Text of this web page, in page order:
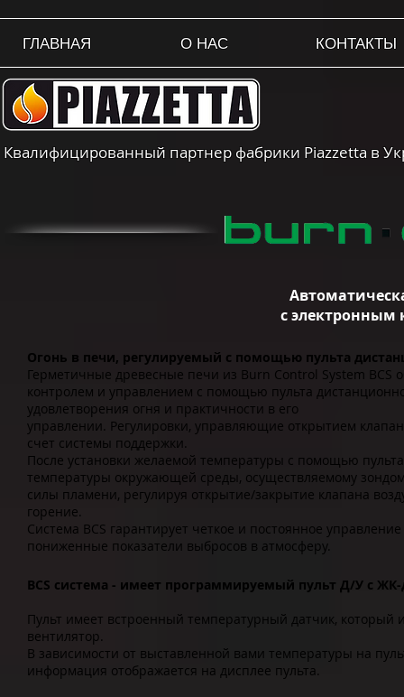
ГЛАВНАЯ О НАС КОНТАКТЫ
Квалифицированный партнер фабрики Piazzetta в
с электронным
Огонь в печи, регулируемый с помощью пульта
Герметичные древесные печи из Burn Control System BCS
контролем и управлением с помощью пульта
удовлетворения огня и практичности в его
управлении. Регулировки, управляющие открытием
счет системы поддержки.
После установки желаемой температуры с помощью
температуры окружающей среды, осуществляемому
силы пламени, регулируя открытие/закрытие клапана
горение.
Система BCS гарантирует четкое и постоянное
пониженные показатели выбросов в атмосферу.
BCS система - имеет программируемый пульт Д/У с
Пульт имеет встроенный температурный датчик,
вентилятор.
В зависимости от выставленной вами температуры на
информация отображается на дисплее пульта.